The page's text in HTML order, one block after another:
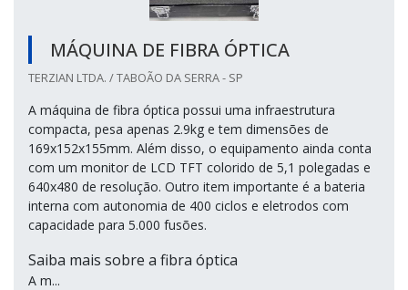
MÁQUINA DE FIBRA ÓPTICA
TERZIAN LTDA. / TABOÃO DA SERRA - SP
A máquina de fibra óptica possui uma infraestrutura
compacta, pesa apenas 2.9kg e tem dimensões de
169x152x155mm. Além disso, o equipamento ainda conta
com um monitor de LCD TFT colorido de 5,1 polegadas e
640x480 de resolução. Outro item importante é a bateria
interna com autonomia de 400 ciclos e eletrodos com
capacidade para 5.000 fusões.
Saiba mais sobre a fibra óptica
A m...